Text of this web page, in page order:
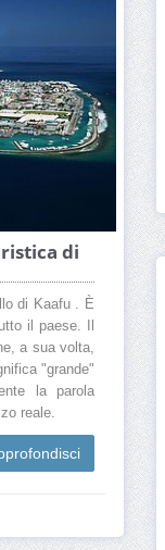
di
di Kaafu . È
il paese. Il
a sua volta,
"grande"
la parola
reale.